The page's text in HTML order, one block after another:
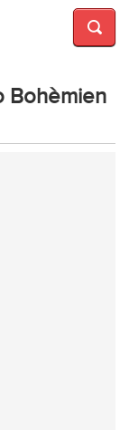
Bohèmien